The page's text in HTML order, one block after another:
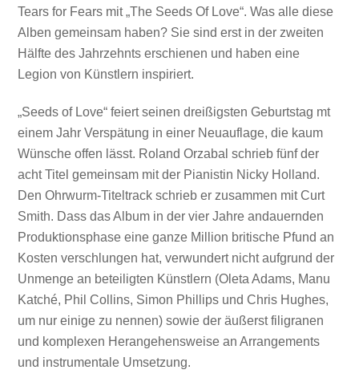
Tears for Fears mit „The Seeds Of Love“. Was alle diese
Alben gemeinsam haben? Sie sind erst in der zweiten
Hälfte des Jahrzehnts erschienen und haben eine
Legion von Künstlern inspiriert.
„Seeds of Love“ feiert seinen dreißigsten Geburtstag mt
einem Jahr Verspätung in einer Neuauflage, die kaum
Wünsche offen lässt. Roland Orzabal schrieb fünf der
acht Titel gemeinsam mit der Pianistin Nicky Holland.
Den Ohrwurm-Titeltrack schrieb er zusammen mit Curt
Smith. Dass das Album in der vier Jahre andauernden
Produktionsphase eine ganze Million britische Pfund an
Kosten verschlungen hat, verwundert nicht aufgrund der
Unmenge an beteiligten Künstlern (Oleta Adams, Manu
Katché, Phil Collins, Simon Phillips und Chris Hughes,
um nur einige zu nennen) sowie der äußerst filigranen
und komplexen Herangehensweise an Arrangements
und instrumentale Umsetzung.